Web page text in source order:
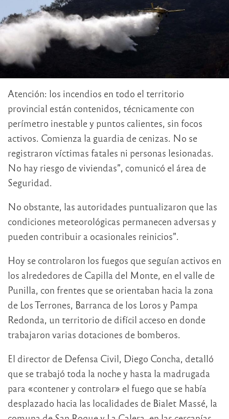
Atención: los incendios en todo el territorio
provincial están contenidos, técnicamente con
perímetro inestable y puntos calientes, sin focos
activos. Comienza la guardia de cenizas. No se
registraron víctimas fatales ni personas lesionadas.
No hay riesgo de viviendas”, comunicó el área de
Seguridad.
No obstante, las autoridades puntualizaron que las
condiciones meteorológicas permanecen adversas y
pueden contribuir a ocasionales reinicios”.
Hoy se controlaron los fuegos que seguían activos en
los alrededores de Capilla del Monte, en el valle de
Punilla, con frentes que se orientaban hacia la zona
de Los Terrones, Barranca de los Loros y Pampa
Redonda, un territorio de difícil acceso en donde
trabajaron varias dotaciones de bomberos.
El director de Defensa Civil, Diego Concha, detalló
que se trabajó toda la noche y hasta la madrugada
para «contener y controlar» el fuego que se había
desplazado hacia las localidades de Bialet Massé, la